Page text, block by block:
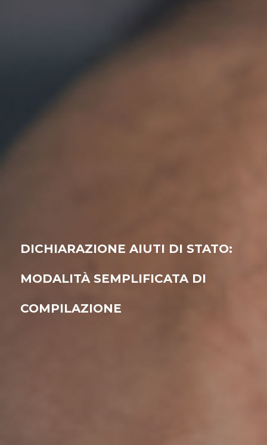
DICHIARAZIONE AIUTI DI STATO:
MODALITÀ SEMPLIFICATA DI
COMPILAZIONE